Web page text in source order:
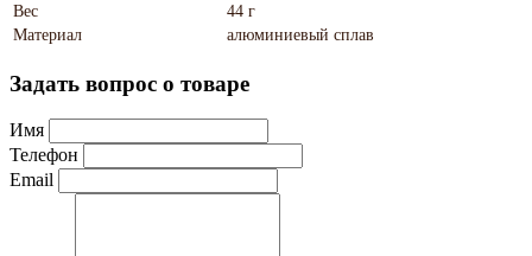
Вес
44 г
Материал
алюминиевый сплав
Задать вопрос о товаре
Имя
Телефон
Email